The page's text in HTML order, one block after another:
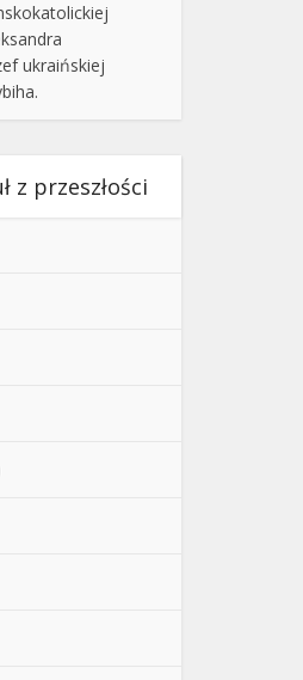
ukraińskiej
z przeszłości